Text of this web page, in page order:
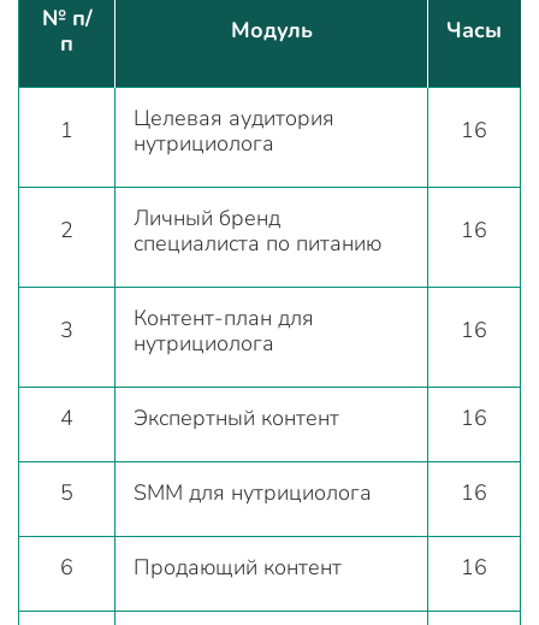
№ п/
п
Модуль Часы
1
Целевая аудитория
нутрициолога
16
2
Личный бренд
специалиста по питанию
16
3
Контент-план для
нутрициолога
16
4 Экспертный контент 16
5 SMM для нутрициолога 16
6 Продающий контент 16